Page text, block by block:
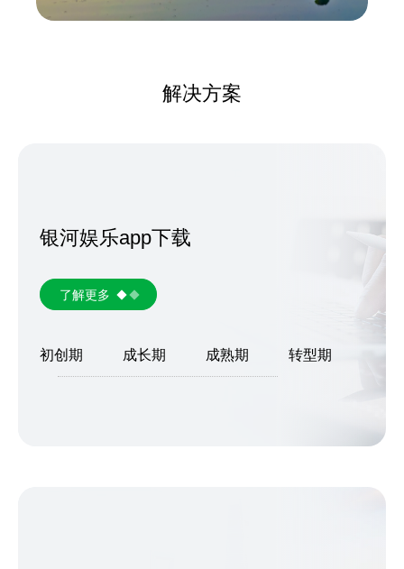
解决方案
银河娱乐app下载
了解更多
初创期 成长期 成熟期 转型期